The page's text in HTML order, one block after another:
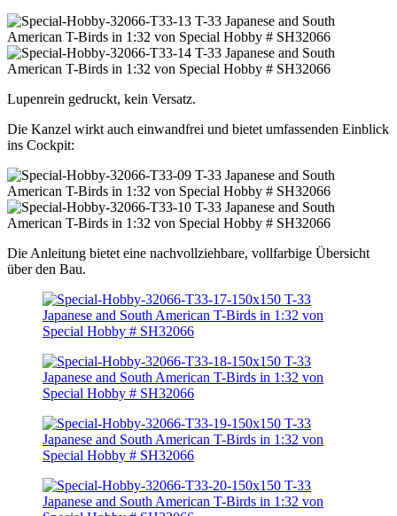
Lupenrein gedruckt, kein Versatz.
Die Kanzel wirkt auch einwandfrei und bietet umfassenden Einblick
ins Cockpit:
Die Anleitung bietet eine nachvollziehbare, vollfarbige Übersicht
über den Bau.